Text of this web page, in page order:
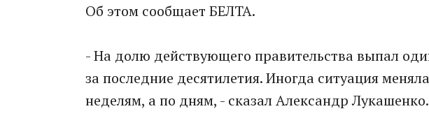
Об этом сообщает БЕЛТА.
- На долю действующего правительства выпал
за последние десятилетия. Иногда ситуация
неделям, а по дням, - сказал Александр Лукашенко.